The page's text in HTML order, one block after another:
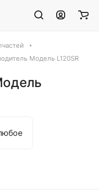
Модель L120SR